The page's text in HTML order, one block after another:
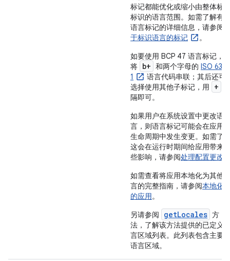
标记都能优化或缩小由整体标
标识的语言范围。如需了解有
语言标记的详细信息，请参阅
于标识语言的标记
。
如要使用 BCP 47 语言标记，
将 b+ 和两个字母的 ISO 639-
1
语言代码串联；其后还可
选择使用其他子标记，用
+
隔即可。
如果用户在系统设置中更改语
言，则语言标记可能会在应用
生命周期中发生变更。如需了
这会在运行时期间给应用带来
些影响，请参阅处理配置更改
如需查看将应用本地化为其他
言的完整指南，请参阅本地化
的应用。
另请参阅
getLocales 方
法，了解该方法提供的已定义
言区域列表。此列表包含主要
语言区域。